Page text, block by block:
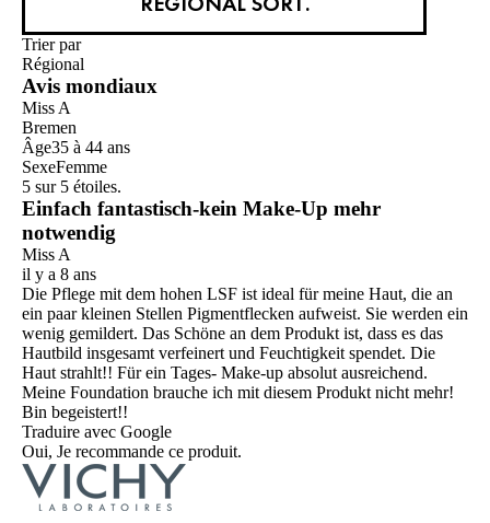
Trier par
Régional
Avis mondiaux
Miss A
Bremen
Âge35 à 44 ans
SexeFemme
5 sur 5 étoiles.
Einfach fantastisch-kein Make-Up mehr
notwendig
Miss A
il y a 8 ans
Die Pflege mit dem hohen LSF ist ideal für meine Haut, die an
ein paar kleinen Stellen Pigmentflecken aufweist. Sie werden ein
wenig gemildert. Das Schöne an dem Produkt ist, dass es das
Hautbild insgesamt verfeinert und Feuchtigkeit spendet. Die
Haut strahlt!! Für ein Tages- Make-up absolut ausreichend.
Meine Foundation brauche ich mit diesem Produkt nicht mehr!
Bin begeistert!!
Traduire avec Google
Oui, Je recommande ce produit.